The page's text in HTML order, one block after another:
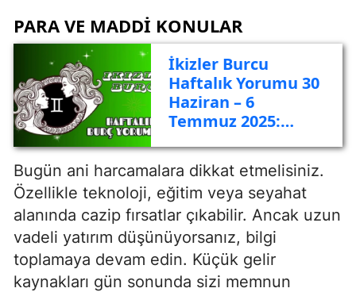
PARA VE MADDI KONULAR
İkizler Burcu
Haftalık Yorumu 30
Haziran – 6
Temmuz 2025:
Değişim
Bugün ani harcamalara dikkat etmelisiniz.
Özellikle teknoloji, eğitim veya seyahat
alanında cazip fırsatlar çıkabilir. Ancak uzun
vadeli yatırım düşünüyorsanız, bilgi
toplamaya devam edin. Küçük gelir
kaynakları gün sonunda sizi memnun